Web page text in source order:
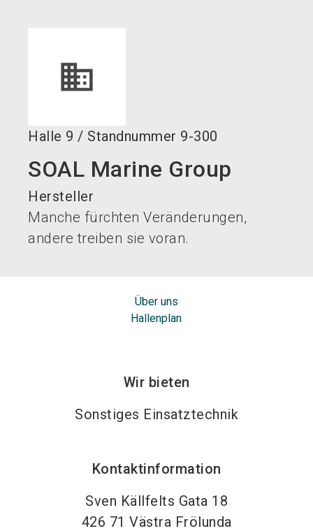
Halle 9 / Standnummer 9-300
SOAL Marine Group
Hersteller
Manche fürchten Veränderungen,
andere treiben sie voran.
Über uns
Hallenplan
Wir bieten
Sonstiges Einsatztechnik
Kontaktinformation
Sven Källfelts Gata 18
426 71 Västra Frölunda